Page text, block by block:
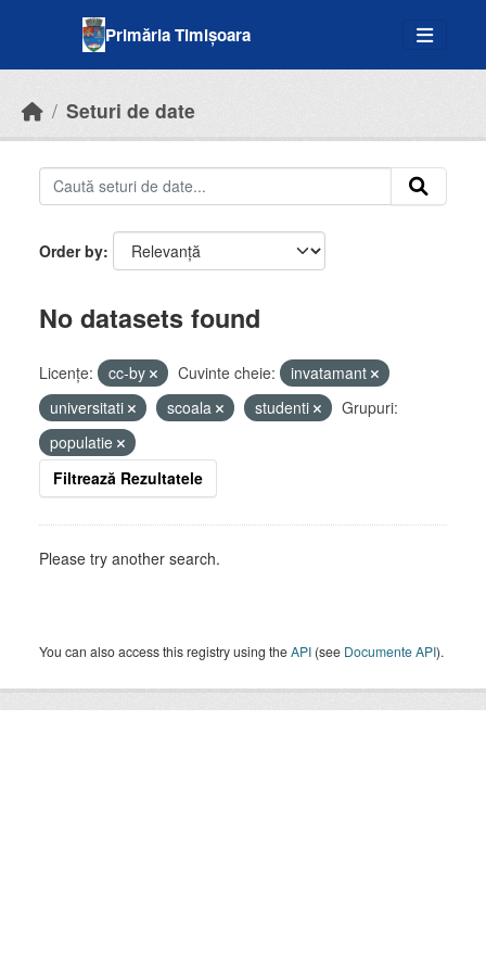
Primăria Timișoara
Seturi de date
Order by
No datasets found
Licenţe: cc-by Cuvinte cheie:
invatamant
universitati
scoala studenti
Grupuri:
populatie
Filtrează Rezultatele
Please try another search.
You can also access this registry using theAPI (see Documente API).